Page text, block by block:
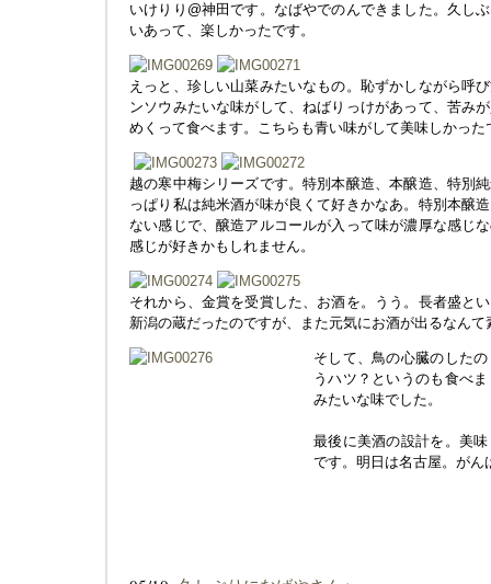
いけりり@神田です。なばやでのんできました。久し
いあって、楽しかったです。
えっと、珍しい山菜みたいなもの。恥ずかしながら呼
ンソウみたいな味がして、ねばりっけがあって、苦み
めくって食べます。こちらも青い味がして美味しかった
越の寒中梅シリーズです。特別本醸造、本醸造、特別
っぱり私は純米酒が味が良くて好きかなあ。特別本醸
ない感じで、醸造アルコールが入って味が濃厚な感じ
感じが好きかもしれません。
それから、金賞を受賞した、お酒を。うう。長者盛と
新潟の蔵だったのですが、また元気にお酒が出るなん
そして、鳥の心臓のした
うハツ？というのも食べ
みたいな味でした。
最後に美酒の設計を。美
です。明日は名古屋。がん